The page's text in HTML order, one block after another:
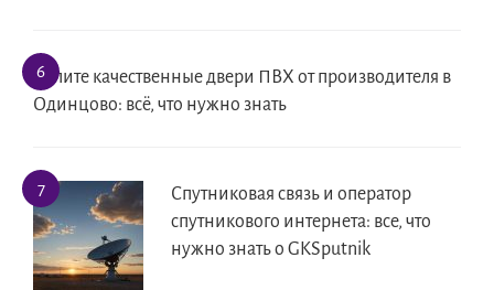
Купите качественные двери ПВХ от производителя в
Одинцово: всё, что нужно знать
Спутниковая связь и оператор
спутникового интернета: все, что
нужно знать о GKSputnik